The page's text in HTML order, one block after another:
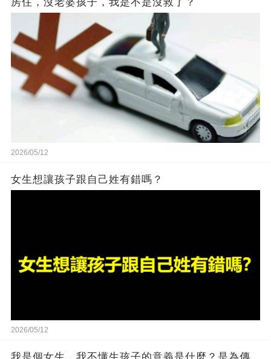
2026/05/12
女生想讓孩子跟自己姓有錯嗎？
2026/05/12